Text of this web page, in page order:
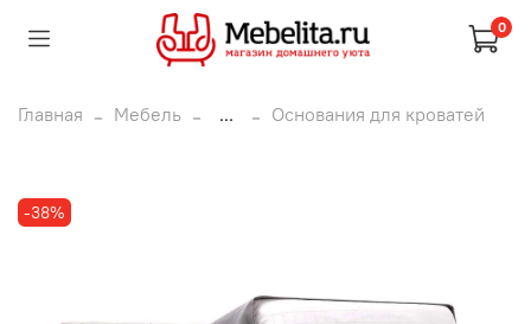
0
Главная Мебель ... Основания для кроватей
-38%